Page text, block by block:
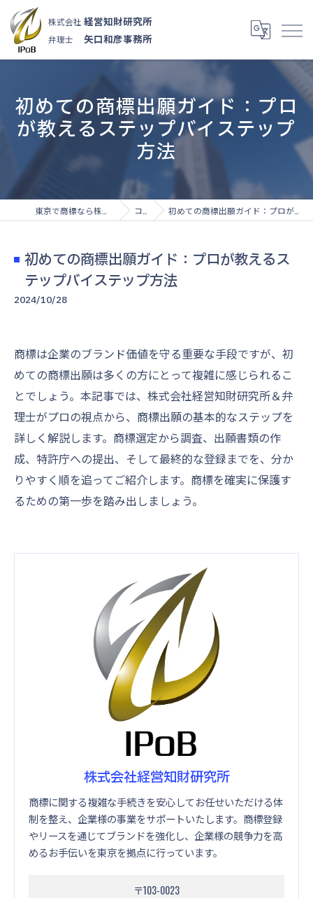
株式会社 経営知財研究所
弁理士 矢口和彦事務所
初めての商標出願ガイド：プロ
が教えるステップバイステップ
方法
コラム 初めての商標出願ガイド：プロが教えるステップバイステップ方法
初めての商標出願ガイド：プロが教えるス
テップバイステップ方法
2024/10/28
商標は企業のブランド価値を守る重要な手段ですが、初
めての商標出願は多くの方にとって複雑に感じられるこ
とでしょう。本記事では、株式会社経営知財研究所＆弁
理士がプロの視点から、商標出願の基本的なステップを
詳しく解説します。商標選定から調査、出願書類の作
成、特許庁への提出、そして最終的な登録までを、分か
りやすく順を追ってご紹介します。商標を確実に保護す
るための第一歩を踏み出しましょう。
株式会社経営知財研究所
商標に関する複雑な手続きを安心してお任せいただける体
制を整え、企業様の事業をサポートいたします。商標登録
やリースを通じてブランドを強化し、企業様の競争力を高
めるお手伝いを東京を拠点に行っています。
〒103-0023